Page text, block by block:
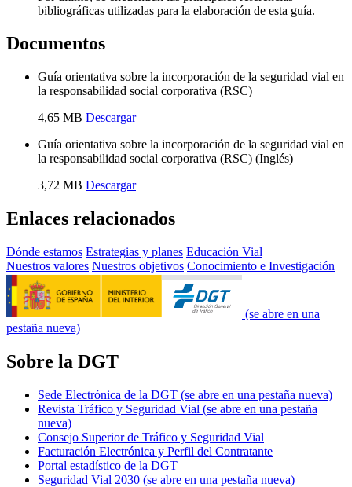
bibliográficas utilizadas para la elaboración de esta guía.
Documentos
Guía orientativa sobre la incorporación de la seguridad vial en
la responsabilidad social corporativa (RSC)
4,65 MB Descargar
Guía orientativa sobre la incorporación de la seguridad vial en
la responsabilidad social corporativa (RSC) (Inglés)
3,72 MB Descargar
Enlaces relacionados
Dónde estamos Estrategias y planes Educación Vial
Nuestros valores Nuestros objetivos Conocimiento e Investigación
(se abre en una
pestaña nueva)
Sobre la DGT
Sede Electrónica de la DGT (se abre en una pestaña nueva)
Revista Tráfico y Seguridad Vial (se abre en una pestaña
nueva)
Consejo Superior de Tráfico y Seguridad Vial
Facturación Electrónica y Perfil del Contratante
Portal estadístico de la DGT
Seguridad Vial 2030 (se abre en una pestaña nueva)